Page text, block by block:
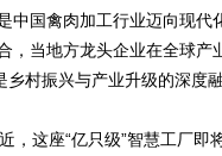
国禽肉加工行业迈向现代
，当地方龙头企业在全球产
乡村振兴与产业升级的深度
这座“亿只级”智慧工厂即